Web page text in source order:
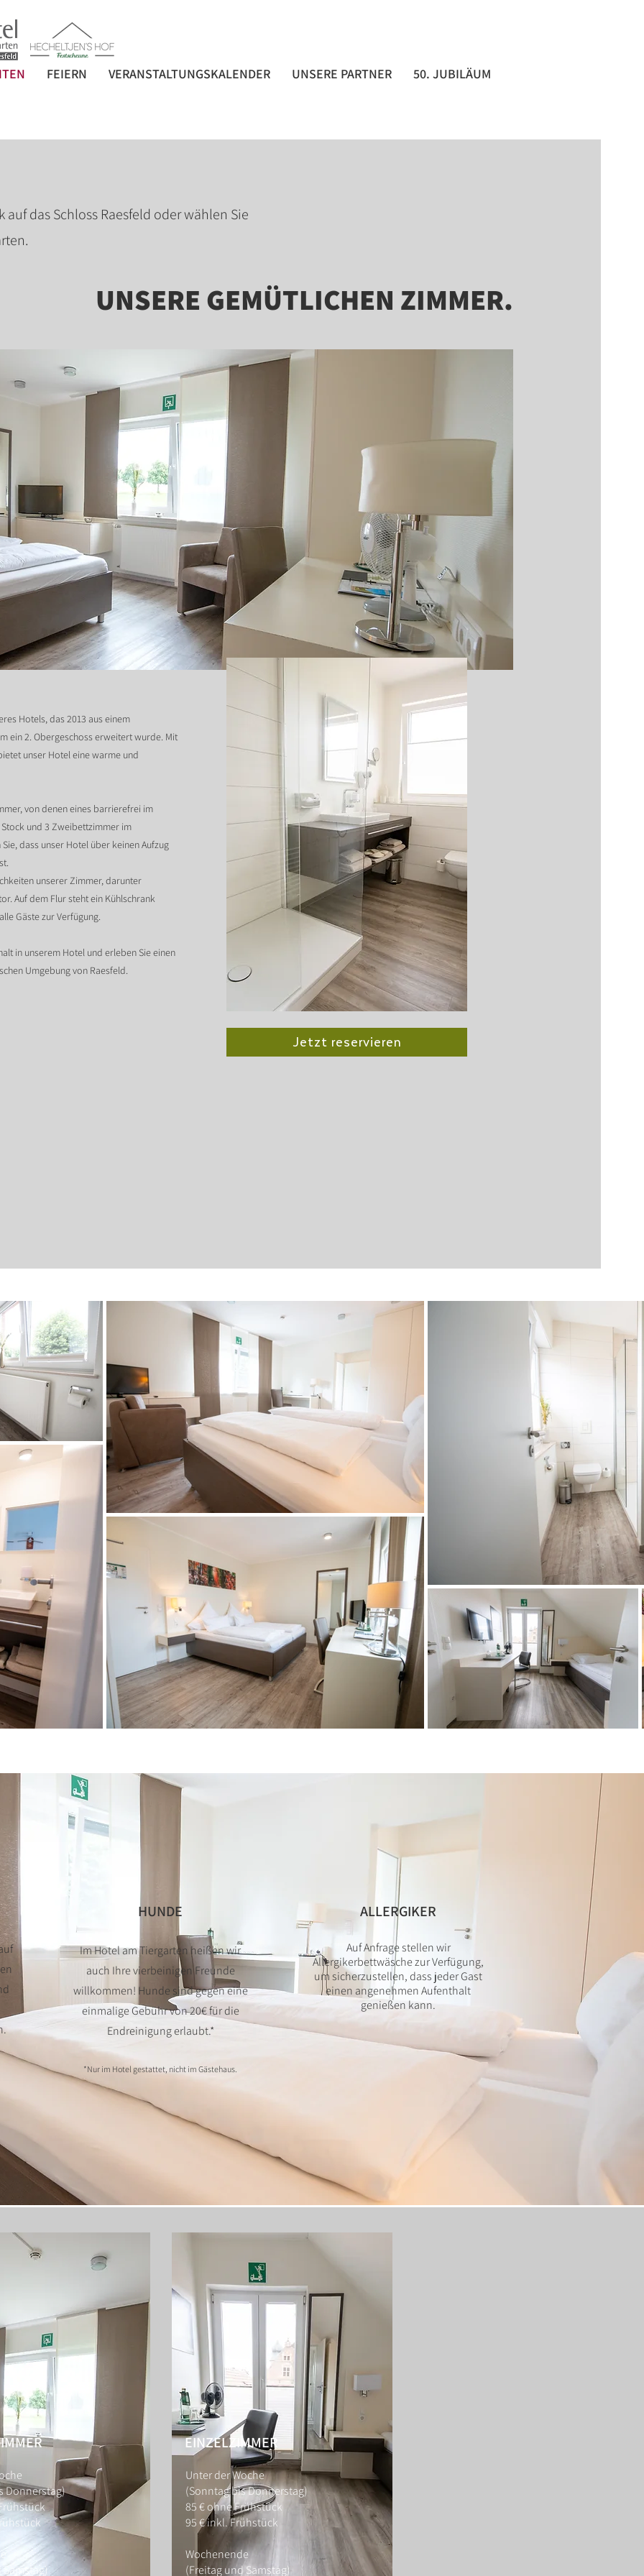
FEIERN VERANSTALTUNGSKALENDER UNSERE PARTNER 50. JUBILÄUM
UNSERE GEMÜTLICHEN ZIMMER.
Hotels, das 2013 aus einem
ein 2. Obergeschoss erweitert wurde. Mit
unser Hotel eine warme und
von denen eines barrierefrei im
und 3 Zweibettzimmer im
dass unser Hotel über keinen Aufzug
unserer Zimmer, darunter
Auf dem Flur steht ein Kühlschrank
Gäste zur Verfügung.
in unserem Hotel und erleben Sie einen
Umgebung von Raesfeld.
Jetzt reservieren
das Schloss Raesfeld oder wählen Sie
HUNDE
Im Hotel am Tiergarten heißen wir
auch Ihre vierbeinigen Freunde
willkommen! Hunde sind gegen eine
einmalige Gebühr von 20€ für die
Endreinigung erlaubt.*
*Nur im Hotel gestattet, nicht im Gästehaus.
ALLERGIKER
Auf Anfrage stellen wir
Allergikerbettwäsche zur Verfügung,
um sicherzustellen, dass jeder Gast
einen angenehmen Aufenthalt
genießen kann.
Donnerstag)
EINZELZIMMER
Unter der Woche
(Sonntag bis Donnerstag)
85 € ohne Frühstück
95 € inkl. Frühstück
Wochenende
(Freitag und Samstag)